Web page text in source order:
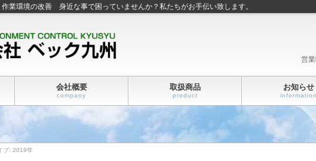
業環境の改善 身近な事で困っていませんか？私たちがお手伝い致します。
営
会社概要
company
取扱商品
product
お知らせ
information
ブ: 2019年